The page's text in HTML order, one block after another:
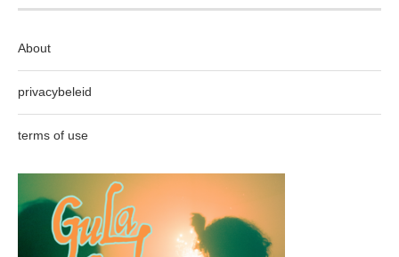
About
privacybeleid
terms of use